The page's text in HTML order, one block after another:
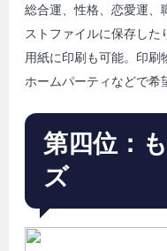
総合運、性格、恋愛運、
ストファイルに保存した
用紙に印刷も可能。印刷
ホームパーティなどで希
第四位：
ズ